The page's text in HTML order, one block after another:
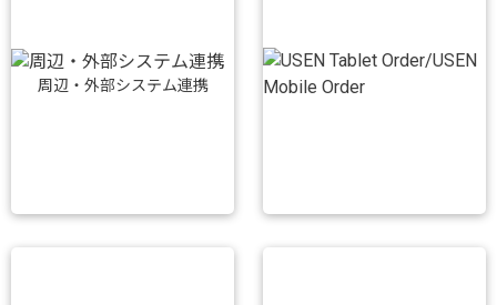
周辺・外部システム連携